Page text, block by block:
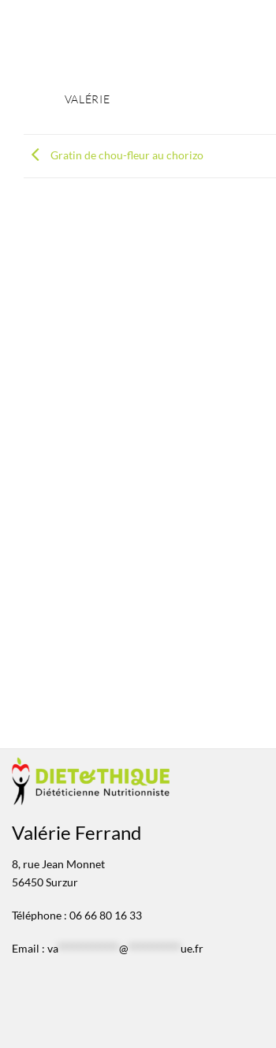
VALÉRIE
Gratin de chou-fleur au chorizo
Valérie Ferrand
8, rue Jean Monnet
56450 Surzur
Téléphone : 06 66 80 16 33
Email : va************* @ ue.fr